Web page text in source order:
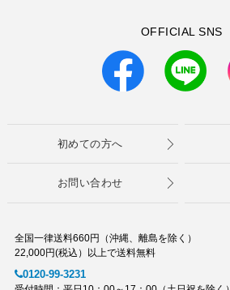
OFFICIAL SNS
初めての方へ
お問い合わせ
全国一律送料660円（沖縄、離島を除く）
22,000円(税込）以上で送料無料
0120-99-3231